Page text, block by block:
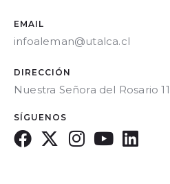
EMAIL
infoaleman@utalca.cl
DIRECCIÓN
Nuestra Señora del Rosario
SÍGUENOS